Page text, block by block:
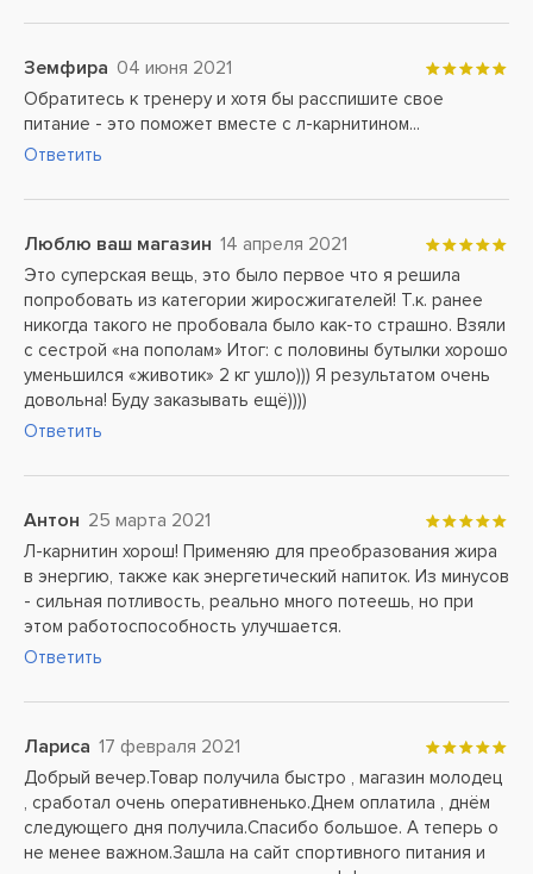
Земфира 04 июня 2021
Обратитесь к тренеру и хотя бы расспишите свое
питание - это поможет вместе с л-карнитином...
Ответить
Люблю ваш магазин 14 апреля 2021
Это суперская вещь, это было первое что я решила
попробовать из категории жиросжигателей! Т.к. ранее
никогда такого не пробовала было как-то страшно. Взяли
с сестрой «на пополам» Итог: с половины бутылки хорошо
уменьшился «животик» 2 кг ушло))) Я результатом очень
довольна! Буду заказывать ещё))))
Ответить
Антон 25 марта 2021
Л-карнитин хорош! Применяю для преобразования жира
в энергию, также как энергетический напиток. Из минусов
- сильная потливость, реально много потеешь, но при
этом работоспособность улучшается.
Ответить
Лариса 17 февраля 2021
Добрый вечер.Товар получила быстро , магазин молодец
, сработал очень оперативненько.Днем оплатила , днём
следующего дня получила.Спасибо большое. А теперь о
не менее важном.Зашла на сайт спортивного питания и